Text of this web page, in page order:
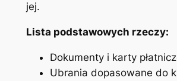
jej.
Lista podstawowych rzeczy:
Dokumenty i karty
Ubrania dopasowane do